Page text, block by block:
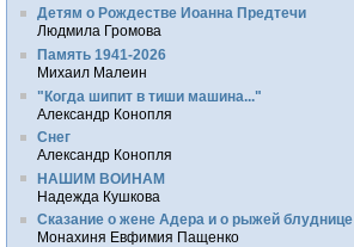
Детям о Рождестве Иоанна Предтечи
Людмила Громова
Память 1941-2026
Михаил Малеин
"Когда шипит в тиши машина..."
Александр Конопля
Снег
Александр Конопля
НАШИМ ВОИНАМ
Надежда Кушкова
Сказание о жене Адера и о рыжей блуднице
Монахиня Евфимия Пащенко